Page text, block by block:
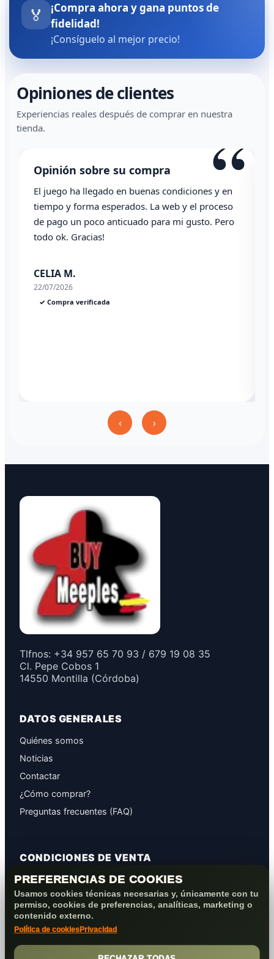
PREFERENCIAS DE COOKIES
Usamos cookies técnicas necesarias y, únicamente con tu
permiso, cookies de preferencias, analíticas, marketing o
contenido externo.
Política de cookies Privacidad
🏅
¡Compra ahora y gana puntos de
fidelidad!
¡Consíguelo al mejor precio!
Opiniones de clientes
Experiencias reales después de comprar en nuestra
tienda.
‹
“
Opinión sobre su compra
El juego ha llegado en buenas condiciones y en
tiempo y forma esperados. La web y el proceso
de pago un poco anticuado para mi gusto. Pero
todo ok. Gracias!
CELIA M.
22/07/2026
✓ Compra verificada
›
Tlfnos: +34 957 65 70 93 / 679 19 08 35
Cl. Pepe Cobos 1
14550 Montilla (Córdoba)
DATOS GENERALES
Quiénes somos
Noticias
Contactar
¿Cómo comprar?
Preguntas frecuentes (FAQ)
CONDICIONES DE VENTA
GARANTÍAS
PROTECCIÓN DE DATOS
COOKIES+PRIVACIDAD
FORMAS DE PAGO